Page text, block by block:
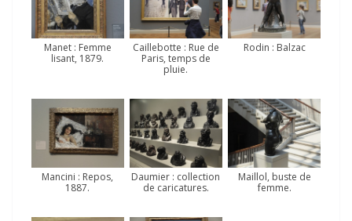
Manet : Femme
lisant, 1879.
Caille­botte : Rue de
Paris, temps de
pluie.
Rodin : Balzac
Mancini : Repos,
1887.
Daumier : collection
de caricatures.
Maillol, buste de
femme.